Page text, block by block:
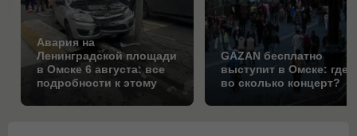
Авария на
Ленинградской площади
в Омске 6 августа: все
подробности к этому
GAZAN бесплатно
выступит в Омске: где
во сколько концерт?